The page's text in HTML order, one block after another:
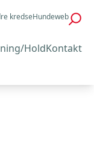
kredseHundeweb
HoldKontakt